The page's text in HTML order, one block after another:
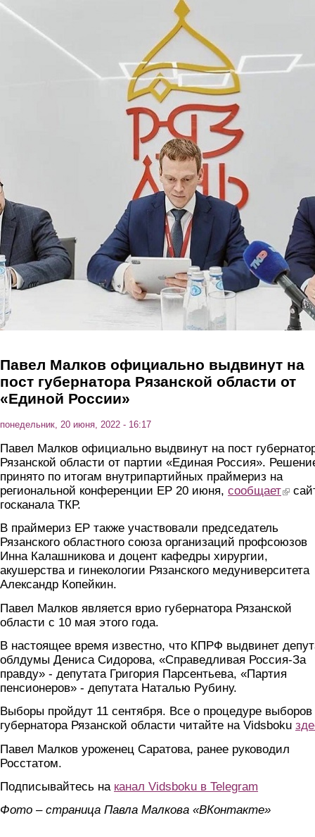
Перейти к основному содержанию
Павел Малков официально выдвинут на
пост губернатора Рязанской области от
«Единой России»
понедельник, 20 июня, 2022 - 16:17
Павел Малков официально выдвинут на пост
Рязанской области от партии «Единая Россия».
принято по итогам внутрипартийных праймериз на
региональной конференции ЕР 20 июня, сообщает(link is
госканала ТКР.
В праймериз ЕР также участвовали председатель
Рязанского областного союза организаций профсоюзов
Инна Калашникова и доцент кафедры хирургии,
акушерства и гинекологии Рязанского медуниверситета
Александр Копейкин.
Павел Малков является врио губернатора Рязанской
области с 10 мая этого года.
В настоящее время известно, что КПРФ выдвинет
облдумы Дениса Сидорова, «Справедливая Россия-За
правду» - депутата Григория Парсентьева, «Партия
пенсионеров» - депутата Наталью Рубину.
Выборы пройдут 11 сентября. Все о процедуре выборов
губернатора Рязанской области читайте на Vidsboku
Павел Малков уроженец Саратова, ранее руководил
Росстатом.
Подписывайтесь на канал Vidsboku в Telegram
Фото – страница Павла Малкова «ВКонтакте»